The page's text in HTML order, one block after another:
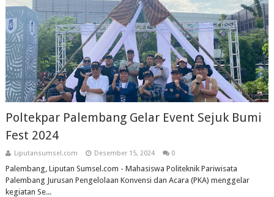
Poltekpar Palembang Gelar Event Sejuk Bumi
Fest 2024
Liputansumsel.com Desember 15, 2024 0
Palembang, Liputan Sumsel.com - Mahasiswa Politeknik Pariwisata
Palembang Jurusan Pengelolaan Konvensi dan Acara (PKA) menggelar
kegiatan Se...